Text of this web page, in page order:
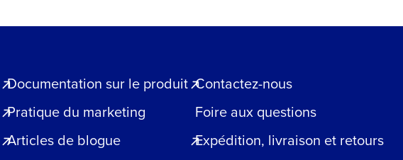
Documentation sur le produit
Pratique du marketing
Articles de blogue
Contactez-nous
Foire aux questions
Expédition, livraison et retours